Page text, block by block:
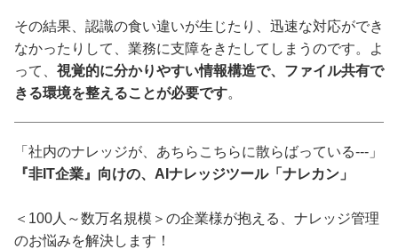
その結果、認識の食い違いが生じたり、迅速な対応ができ
なかったりして、業務に支障をきたしてしまうのです。よ
って、 視覚的に分かりやすい情報構造で、ファイル共有で
きる環境を整えることが必要です。
「社内のナレッジが、あちらこちらに散らばっている---」
『非IT企業』向けの、AIナレッジツール「ナレカン」
＜100人～数万名規模＞の企業様が抱える、ナレッジ管理
のお悩みを解決します！